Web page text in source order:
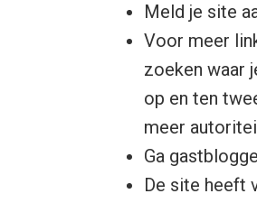
Meld je site
Voor meer
zoeken waar
op en ten
meer
Ga
De site heeft